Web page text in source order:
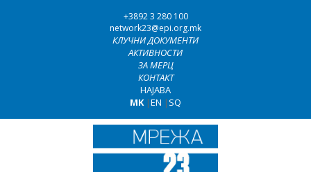
+3892 3 280 100
network23@epi.org.mk
КЛУЧНИ ДОКУМЕНТИ
АКТИВНОСТИ
ЗА МЕРЦ
КОНТАКТ
НАЈАВА
MK|EN | SQ